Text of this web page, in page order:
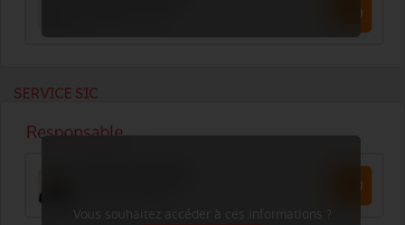
SERVICE SIC
Vous souhaitez accéder à ces informations ?